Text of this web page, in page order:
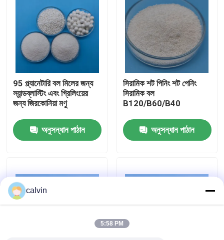
আমাদের সম্পর্কে
কারখানা ভ্রমণ
মান নিয়ন্ত্রণ
আমাদের সাথে যোগাযোগ করুন
উদ্ধৃতির জন্য আবেদন
সিরামিক পুঁতি বিস্ফোরণ
95 প্ল্যানেটারি বল মিলের জন্য
স্যান্ডব্লাস্টিং এবং গ্রিলিংয়ের
জন্য জিরকোনিয়া মণু
অনুসন্ধান পাঠান
সিরামিক শট পিনিং শট পেনিং
সিরামিক বল
B120/B60/B40
অনুসন্ধান পাঠান
calvin
5:58 PM